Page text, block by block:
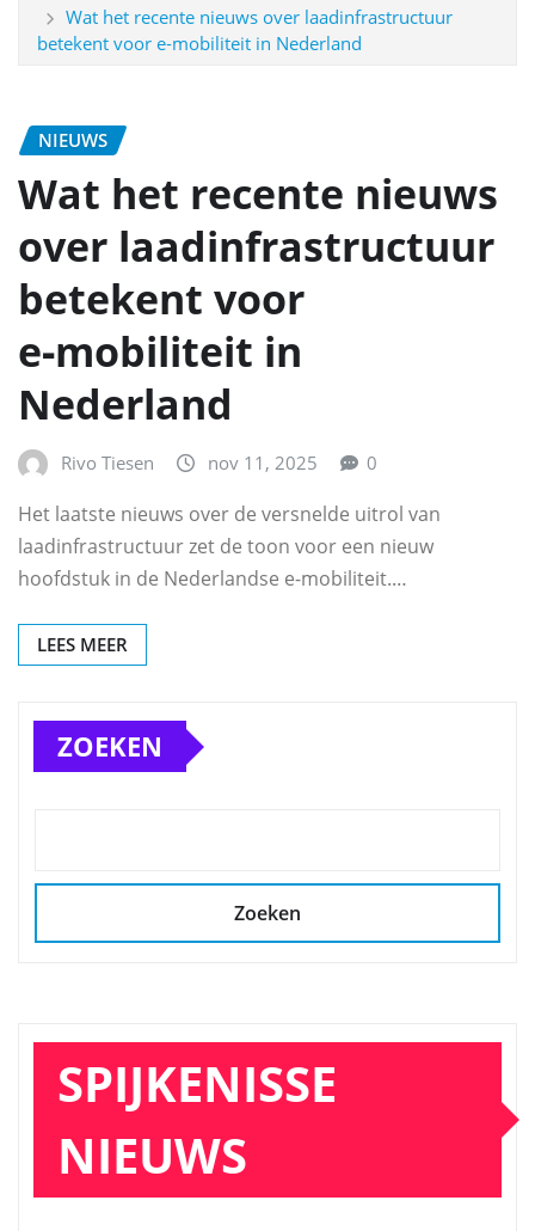
Wat het recente nieuws over laadinfrastructuur
betekent voor e‑mobiliteit in Nederland
NIEUWS
Wat het recente nieuws
over laadinfrastructuur
betekent voor
e‑mobiliteit in
Nederland
Rivo Tiesen nov 11, 2025 0
Het laatste nieuws over de versnelde uitrol van
laadinfrastructuur zet de toon voor een nieuw
hoofdstuk in de Nederlandse e-mobiliteit.…
LEES MEER
ZOEKEN
Zoeken
SPIJKENISSE
NIEUWS